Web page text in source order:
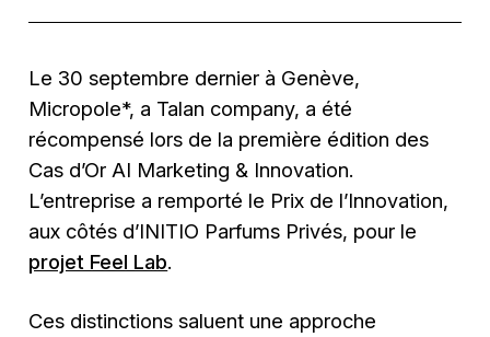
Le 30 septembre dernier à Genève,
Micropole*, a Talan company, a été
récompensé lors de la première édition des
Cas d’Or AI Marketing & Innovation.
L’entreprise a remporté le Prix de l’Innovation,
aux côtés d’INITIO Parfums Privés, pour le
projet Feel Lab.
Ces distinctions saluent une approche